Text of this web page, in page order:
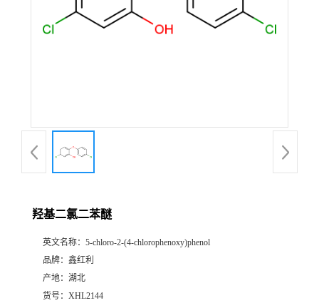
羟基二氯二苯醚
英文名称： 5-chloro-2-(4-chlorophenoxy)phenol
品牌： 鑫红利
产地： 湖北
货号： XHL2144